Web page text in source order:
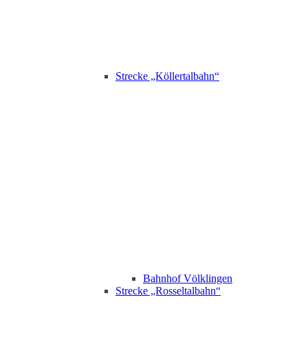
Strecke „Köllertalbahn“
Bahnhof Völklingen
Strecke „Rosseltalbahn“